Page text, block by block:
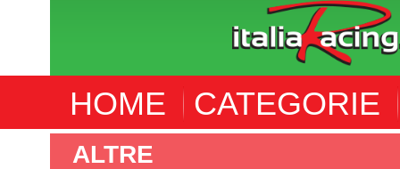
HOME CATEGORIE
ALTRE